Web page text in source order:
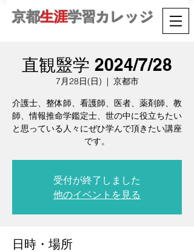
京都生涯学習カレッジ
直観毉学 2024/7/28
7月28日(日)
  |
京都市
介護士、整体師、看護師、医者、薬剤師、教
師、情報推命学鑑定士、世の中に役立ちたい
と思っている人々にぜひ学んで頂きたい講座
です。
受付が終了しました
他のイベントを見る
日時・場所